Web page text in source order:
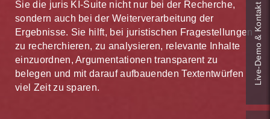
Ihrem persönlichen Newsbereich. Auf Wunsch
werden Sie über Änderungen zusätzlich per E-Mail
informiert. Dank juris sind Sie schneller aktuell.
Sie die juris KI-Suite nicht nur bei der Recherche,
sondern auch bei der Weiterverarbeitung der
Ergebnisse. Sie hilft, bei juristischen Fragestellungen
zu recherchieren, zu analysieren, relevante Inhalte
einzuordnen, Argumentationen transparent zu
belegen und mit darauf aufbauenden Textentwürfen
viel Zeit zu sparen.
Live‑Demo & Kontakt